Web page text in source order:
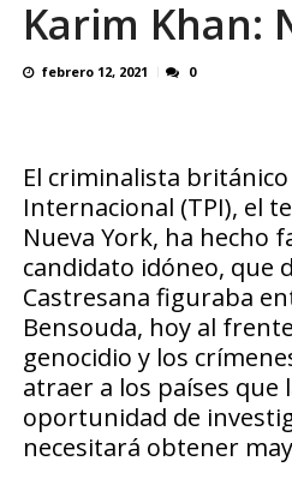
En 8
Karim Khan:
febrero 12, 2021 0
El criminalista
Internacional (TPI), el
Nueva York, ha hecho
candidato idóneo, que
Castresana figuraba
Bensouda, hoy al
genocidio y los
atraer a los países que
oportunidad de
necesitará obtener